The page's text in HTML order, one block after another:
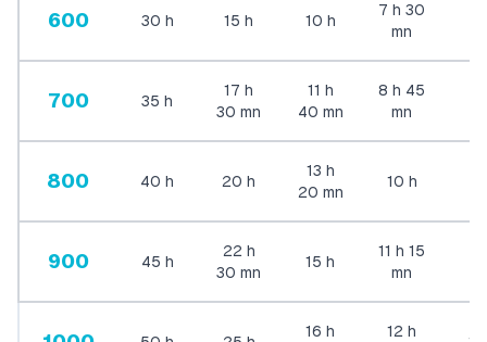
600 30 h 15 h 10 h
7 h 30
mn
700 35 h
17 h
30 mn
11 h
40 mn
8 h 45
mn
800 40 h 20 h
13 h
20 mn
10 h
900 45 h
22 h
30 mn
15 h
11 h 15
mn
16 h
12 h